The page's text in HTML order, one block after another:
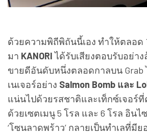
ด้วยความพิถีพิถันนี้เอง ทำให้ตลอด
มา KANORIได้รับเสียงตอบรับอย่า
ขายดีอันดับหนึ่งตลอดกาลบน Grab
เนเจอร์อย่าง Salmon Bomb และ
แน่นไปด้วยรสชาติและเท็กซ์เจอร์
ด้วยเซตเมนู 5 โรล และ 6 โรล อิน
‘โซนลาดพร้าว’ กลายเป็นทำเลที่มี